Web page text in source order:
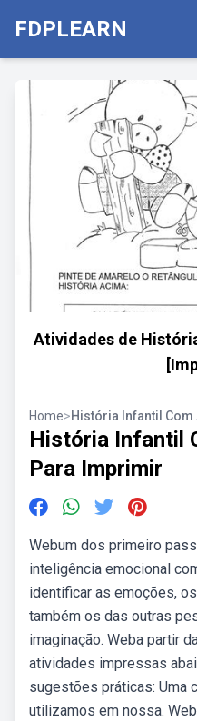
FDPLEARN
Atividades de
Home>História Infantil
História Infantil
Para Imprimir
Webum dos primeiro
inteligência emocional
identificar as emoções,
também os das outras
imaginação. Weba partir
atividades impressas
sugestões práticas: Uma
utilizamos em nossa.